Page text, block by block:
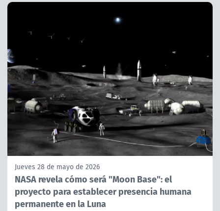
Jueves 28 de mayo de 2026
NASA revela cómo será "Moon Base": el
proyecto para establecer presencia humana
permanente en la Luna